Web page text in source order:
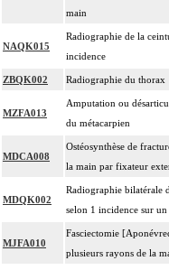
réaxation
13
Tout acte
traitée.
13 Toute arthrotomie
13
Facturation : lors de
de fracture de
main
NAQK015
Radiographie de la
incidence
ZBQK002 Radiographie du thorax
MZFA013
Amputation ou
du métacarpien
MDCA008
Ostéosynthèse de
la main par fixateur
MDQK002
Radiographie bilatérale
selon 1 incidence sur
MJFA010
Fasciectomie
plusieurs rayons de la